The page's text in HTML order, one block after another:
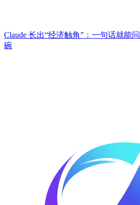
Claude 长出“经济触角”：一句话就能
碗